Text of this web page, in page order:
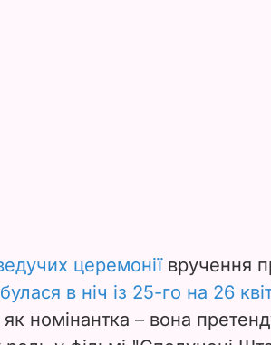
церемонії вручення
в ніч із 25-го на 26
номінантка – вона